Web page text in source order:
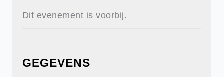
Dit evenement is voorbij.
GEGEVENS